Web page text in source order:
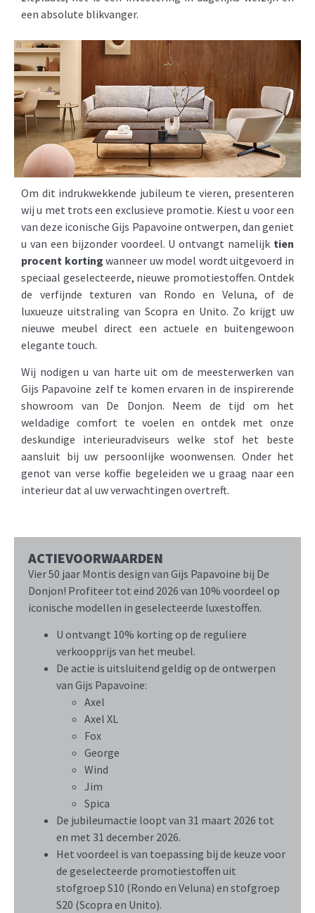
een absolute blikvanger.
Om dit indrukwekkende jubileum te vieren, presenteren
wij u met trots een exclusieve promotie. Kiest u voor een
van deze iconische Gijs Papavoine ontwerpen, dan geniet
u van een bijzonder voordeel. U ontvangt namelijk tien
procent korting wanneer uw model wordt uitgevoerd in
speciaal geselecteerde, nieuwe promotiestoffen. Ontdek
de verfijnde texturen van Rondo en Veluna, of de
luxueuze uitstraling van Scopra en Unito. Zo krijgt uw
nieuwe meubel direct een actuele en buitengewoon
elegante touch.
Wij nodigen u van harte uit om de meesterwerken van
Gijs Papavoine zelf te komen ervaren in de inspirerende
showroom van De Donjon. Neem de tijd om het
weldadige comfort te voelen en ontdek met onze
deskundige interieuradviseurs welke stof het beste
aansluit bij uw persoonlijke woonwensen. Onder het
genot van verse koffie begeleiden we u graag naar een
interieur dat al uw verwachtingen overtreft.
ACTIEVOORWAARDEN
Vier 50 jaar Montis design van Gijs Papavoine bij De
Donjon! Profiteer tot eind 2026 van 10% voordeel op
iconische modellen in geselecteerde luxestoffen.
U ontvangt 10% korting op de reguliere
verkoopprijs van het meubel.
De actie is uitsluitend geldig op de ontwerpen
van Gijs Papavoine:
Axel
Axel XL
Fox
George
Wind
Jim
Spica
De jubileumactie loopt van 31 maart 2026 tot
en met 31 december 2026.
Het voordeel is van toepassing bij de keuze voor
de geselecteerde promotiestoffen uit
stofgroep S10 (Rondo en Veluna) en stofgroep
S20 (Scopra en Unito).